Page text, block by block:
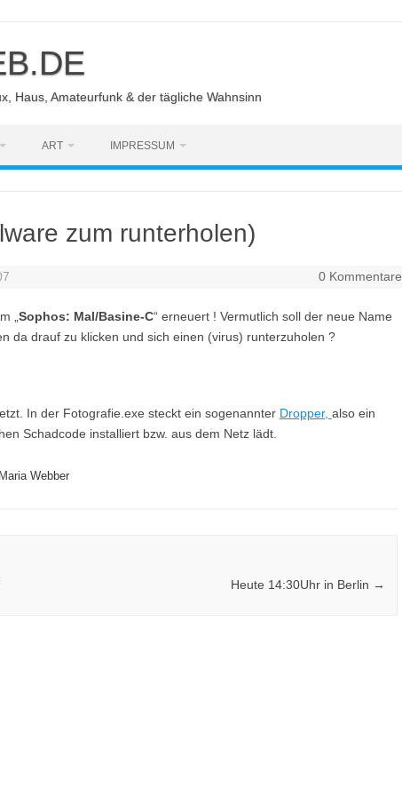
Haus, Amateurfunk & der tägliche Wahnsinn
ART IMPRESSUM
zum runterholen)
0 Kommentare
„ Sophos: Mal/Basine-C“ erneuert ! Vermutlich soll der neue Name
da drauf zu klicken und sich einen (virus) runterzuholen ?
In der Fotografie.exe steckt ein sogenannter Dropper, also ein
Schadcode installiert bzw. aus dem Netz lädt.
Maria Webber
Heute 14:30Uhr in Berlin →